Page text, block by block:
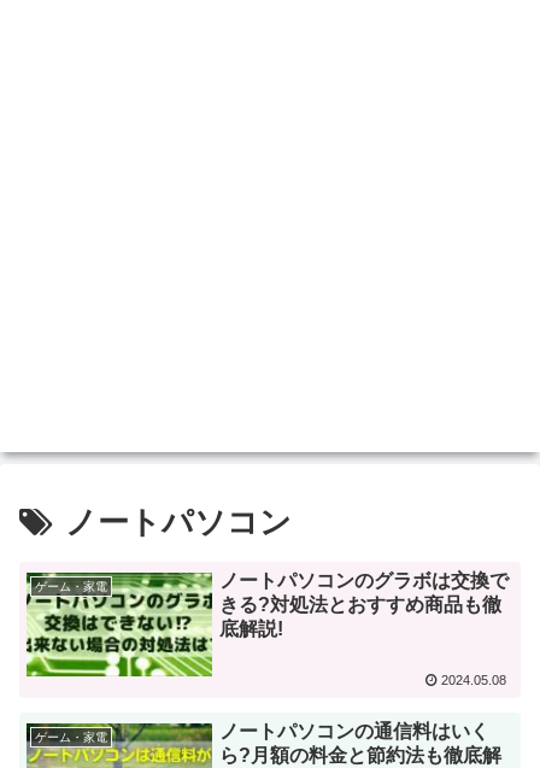
ノートパソコン
ゲーム・家電
ノートパソコンのグラボは交換で
きる?対処法とおすすめ商品も徹
底解説!
2024.05.08
ゲーム・家電
ノートパソコンの通信料はいく
ら?月額の料金と節約法も徹底解